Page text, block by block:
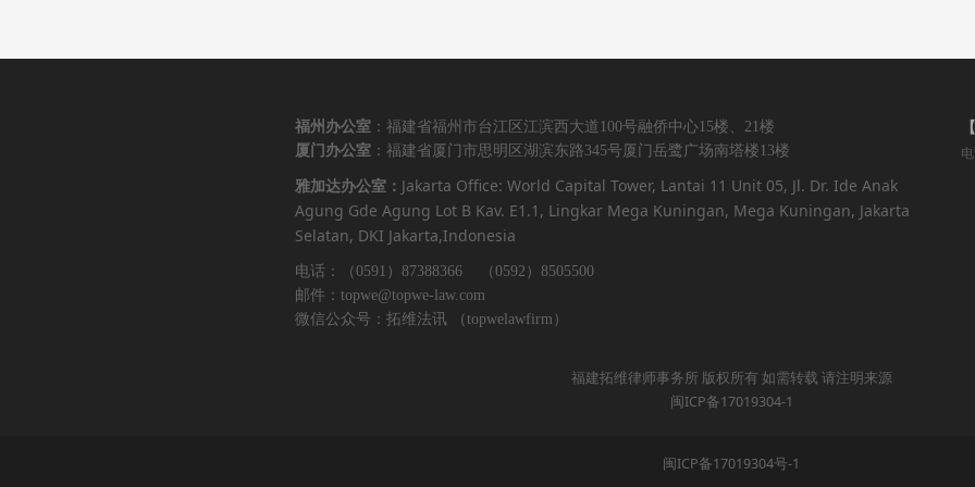
福州办公室 ：福建省福州市台江区江滨西大道100号融侨中心15楼、21楼
厦门办公室 ：福建省厦门市思明区湖滨东路345号厦门岳鹭广场南塔楼13楼
雅加达办公室： Jakarta Office: World Capital Tower, Lantai 11 Unit 05, Jl. Dr. Ide Anak
Agung Gde Agung Lot B Kav. E1.1, Lingkar Mega Kuningan, Mega Kuningan, Jakarta
Selatan, DKI Jakarta,Indonesia
电话：（0591）87388366 （0592）8505500
邮件：topwe@topwe-law.com
微信公众号：拓维法讯 （topwelawfirm）
福建拓维律师事务所 版权所有 如需转载 请注明来源
闽ICP备17019304-1
闽ICP备17019304号-1